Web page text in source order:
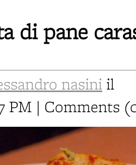
di pane
nasini il
PM | Comments